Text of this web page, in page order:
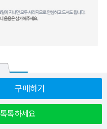
구매하기
톡톡하세요